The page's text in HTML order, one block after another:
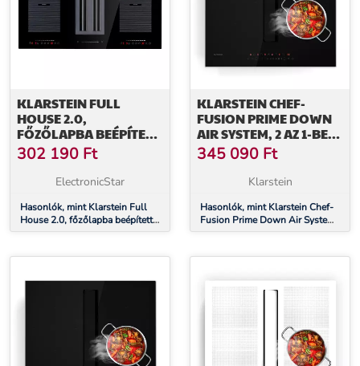
KLARSTEIN FULL
HOUSE 2.0,
FŐZŐLAPBA BEÉPÍTETT
PÁRAELSZÍVÓVAL, 271
M³ / ÓRA, A
ENERGIAHATÉKONYSÁGI
302 190 Ft
ElectronicStar
Hasonlók, mint Klarstein Full
House 2.0, főzőlapba beépített
páraelszívóval, 271 m³ / óra, A
KLARSTEIN CHEF-
FUSION PRIME DOWN
AIR SYSTEM, 2 AZ 1-BEN,
INDUKCIÓS FŐZŐLAP +
PÁRAELSZÍVÓ, NAGY
TELJESÍTMÉNYŰ
345 090 Ft
Klarstein
Hasonlók, mint Klarstein Chef-
Fusion Prime Down Air System,
2 az 1-ben, indukciós főzőlap +